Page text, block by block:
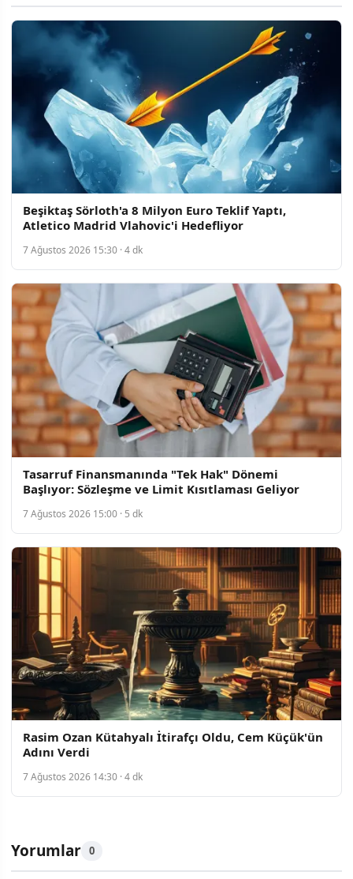
Beşiktaş Sörloth'a 8 Milyon Euro Teklif Yaptı,
Atletico Madrid Vlahovic'i Hedefliyor
7 Ağustos 2026 15:30 · 4 dk
Tasarruf Finansmanında "Tek Hak" Dönemi
Başlıyor: Sözleşme ve Limit Kısıtlaması Geliyor
7 Ağustos 2026 15:00 · 5 dk
Rasim Ozan Kütahyalı İtirafçı Oldu, Cem Küçük'ün
Adını Verdi
7 Ağustos 2026 14:30 · 4 dk
Yorumlar 0